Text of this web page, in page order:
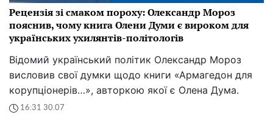
Рецензія зі смаком пороху: Олександр Мороз
пояснив, чому книга Олени Думи є вироком для
українських ухилянтів-політологів
Відомий український політик Олександр Мороз
висловив свої думки щодо книги «Армагедон для
корупціонерів…», авторкою якої є Олена Дума.
16:31 30.07